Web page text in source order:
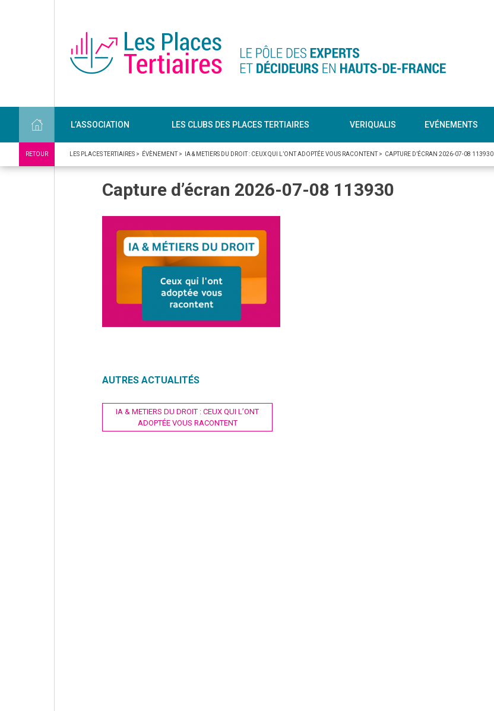
L’ASSOCIATION LES CLUBS DES PLACES TERTIAIRES VERIQUALIS EVÉNEMENTS
RETOUR LES PLACES TERTIAIRES > ÉVÈNEMENT> IA & METIERS DU DROIT : CEUX QUI L’ONT ADOPTÉE VOUS RACONTENT> CAPTURE D’ÉCRAN 2026-07-08 113930
Capture d’écran 2026-07-08 113930
AUTRES ACTUALITÉS
Navigation
de
IA & METIERS DU DROIT : CEUX QUI L’ONT
ADOPTÉE VOUS RACONTENT